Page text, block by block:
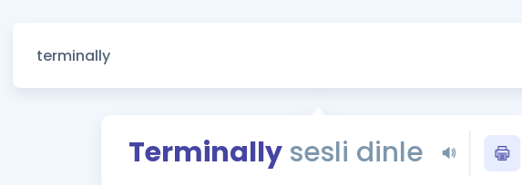
Tüm ÖSYM
YDS - YÖKDİL
Terminally sesli dinle